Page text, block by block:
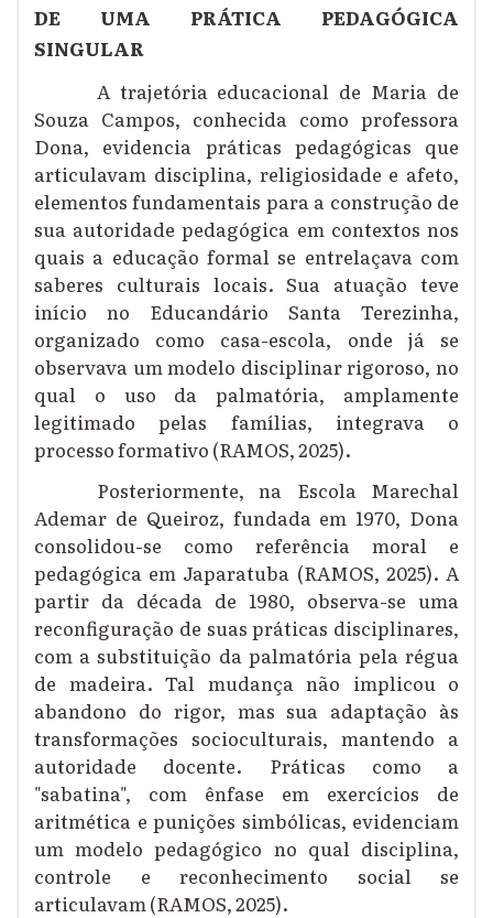
DE UMA PRÁTICA PEDAGÓGICA
SINGULAR
A trajetória educacional de Maria de
Souza Campos, conhecida como professora
Dona, evidencia práticas pedagógicas que
articulavam disciplina, religiosidade e afeto,
elementos fundamentais para a construção de
sua autoridade pedagógica em contextos nos
quais a educação formal se entrelaçava com
saberes culturais locais. Sua atuação teve
início no Educandário Santa Terezinha,
organizado como casa-escola, onde já se
observava um modelo disciplinar rigoroso, no
qual o uso da palmatória, amplamente
legitimado pelas famílias, integrava o
processo formativo (RAMOS, 2025).
Posteriormente, na Escola Marechal
Ademar de Queiroz, fundada em 1970, Dona
consolidou-se como referência moral e
pedagógica em Japaratuba (RAMOS, 2025). A
partir da década de 1980, observa-se uma
reconfiguração de suas práticas disciplinares,
com a substituição da palmatória pela régua
de madeira. Tal mudança não implicou o
abandono do rigor, mas sua adaptação às
transformações socioculturais, mantendo a
autoridade docente. Práticas como a
"sabatina", com ênfase em exercícios de
aritmética e punições simbólicas, evidenciam
um modelo pedagógico no qual disciplina,
controle e reconhecimento social se
articulavam (RAMOS, 2025).